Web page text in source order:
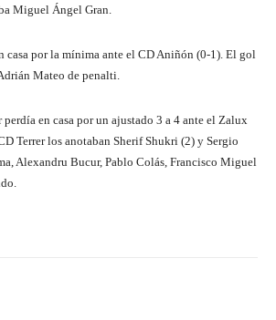
Miguel Ángel Gran.
casa por la mínima ante el CD Aniñón (0-1). El gol
Mateo de penalti.
en casa por un ajustado 3 a 4 ante el Zalux
Terrer los anotaban Sherif Shukri (2) y Sergio
Alexandru Bucur, Pablo Colás, Francisco Miguel